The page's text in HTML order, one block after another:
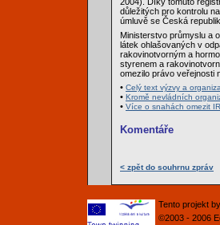
důležitých pro kontrolu
úmluvě se Česká
Ministerstvo průmyslu a
látek ohlašovaných v
rakovinotvorným a
styrenem a
omezilo právo veřejnosti
• Celý text výzvy a
• Kromě nevládních
• Více o snahách omezit
Komentáře
< zpět do souhrnu zpráv
Tento projekt
©2003 - 2006